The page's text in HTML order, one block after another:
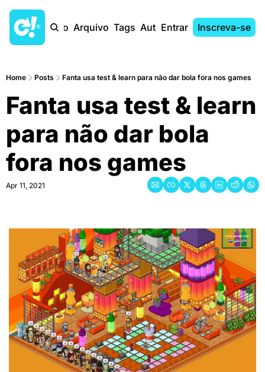
Início Arquivo Tags AutoresEntrar Inscreva-se
Home Posts Fanta usa test & learn para não dar bola fora nos games
Fanta usa test & learn
para não dar bola
fora nos games
Apr 11, 2021